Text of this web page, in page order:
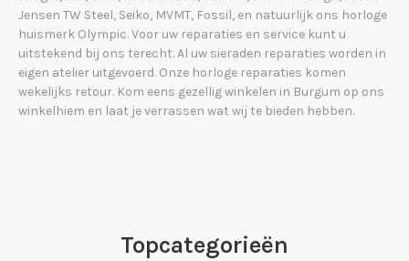
Jensen TW Steel, Seiko, MVMT, Fossil, en natuurlijk ons horloge
huismerk Olympic. Voor uw reparaties en service kunt u
uitstekend bij ons terecht. Al uw sieraden reparaties worden in
eigen atelier uitgevoerd. Onze horloge reparaties komen
wekelijks retour. Kom eens gezellig winkelen in Burgum op ons
winkelhiem en laat je verrassen wat wij te bieden hebben.
Topcategorieën